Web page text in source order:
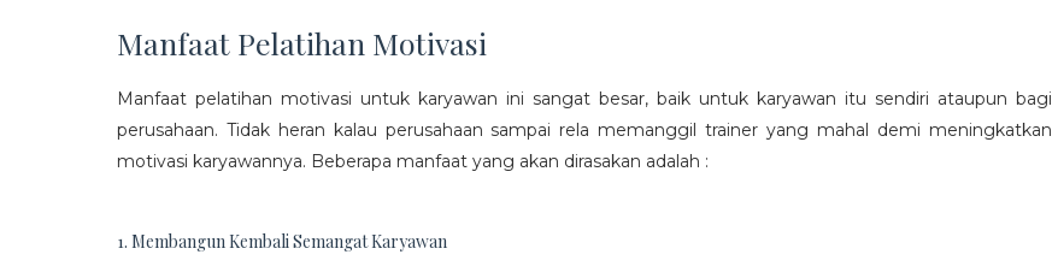
Manfaat Pelatihan Motivasi
Manfaat pelatihan motivasi untuk karyawan ini sangat besar, baik untuk karyawan itu sendiri ataupun bagi
perusahaan. Tidak heran kalau perusahaan sampai rela memanggil trainer yang mahal demi meningkatkan
motivasi karyawannya. Beberapa manfaat yang akan dirasakan adalah :
1. Membangun Kembali Semangat Karyawan